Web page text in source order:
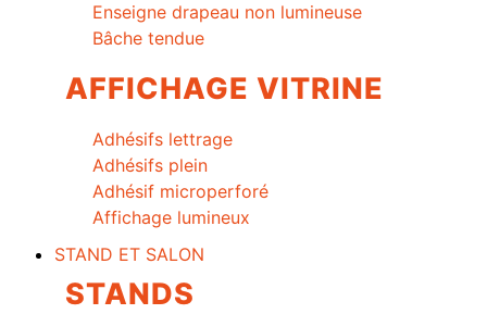
Enseigne drapeau non lumineuse
Bâche tendue
AFFICHAGE VITRINE
Adhésifs lettrage
Adhésifs plein
Adhésif microperforé
Affichage lumineux
STAND ET SALON
STANDS